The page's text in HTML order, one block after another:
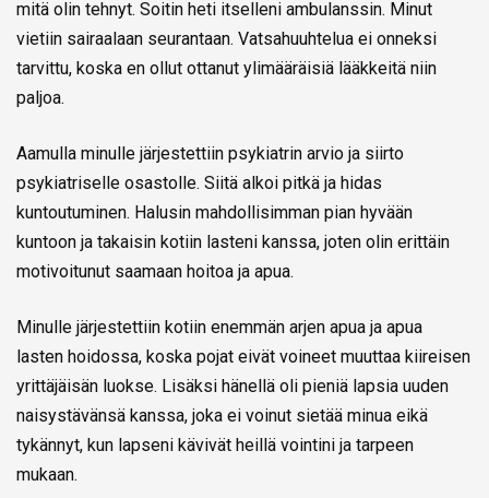
mitä olin tehnyt. Soitin heti itselleni ambulanssin. Minut
vietiin sairaalaan seurantaan. Vatsahuuhtelua ei onneksi
tarvittu, koska en ollut ottanut ylimääräisiä lääkkeitä niin
paljoa.
Aamulla minulle järjestettiin psykiatrin arvio ja siirto
psykiatriselle osastolle. Siitä alkoi pitkä ja hidas
kuntoutuminen. Halusin mahdollisimman pian hyvään
kuntoon ja takaisin kotiin lasteni kanssa, joten olin erittäin
motivoitunut saamaan hoitoa ja apua.
Minulle järjestettiin kotiin enemmän arjen apua ja apua
lasten hoidossa, koska pojat eivät voineet muuttaa kiireisen
yrittäjäisän luokse. Lisäksi hänellä oli pieniä lapsia uuden
naisystävänsä kanssa, joka ei voinut sietää minua eikä
tykännyt, kun lapseni kävivät heillä vointini ja tarpeen
mukaan.